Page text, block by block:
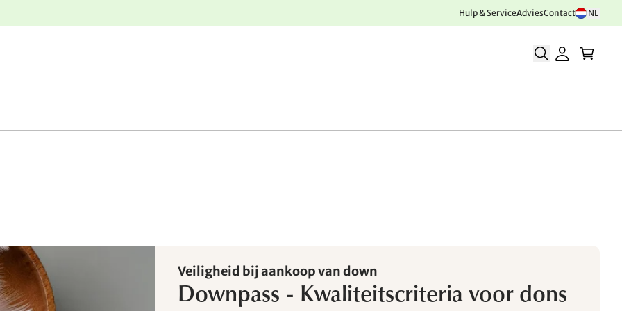
Hulp & ServiceAdviesContact NL
Veiligheid bij aankoop van down
Downpass - Kwaliteitscriteria voor dons